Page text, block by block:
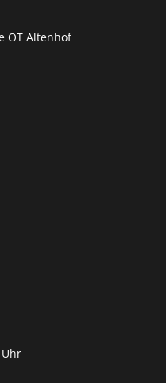
OT Altenhof